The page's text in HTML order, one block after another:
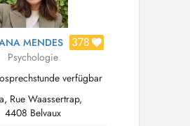
MENDES 378
Psychologie
verfügbar
Rue Waassertrap,
4408 Belvaux